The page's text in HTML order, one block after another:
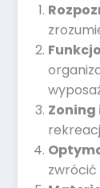
Zoning
zwrócić